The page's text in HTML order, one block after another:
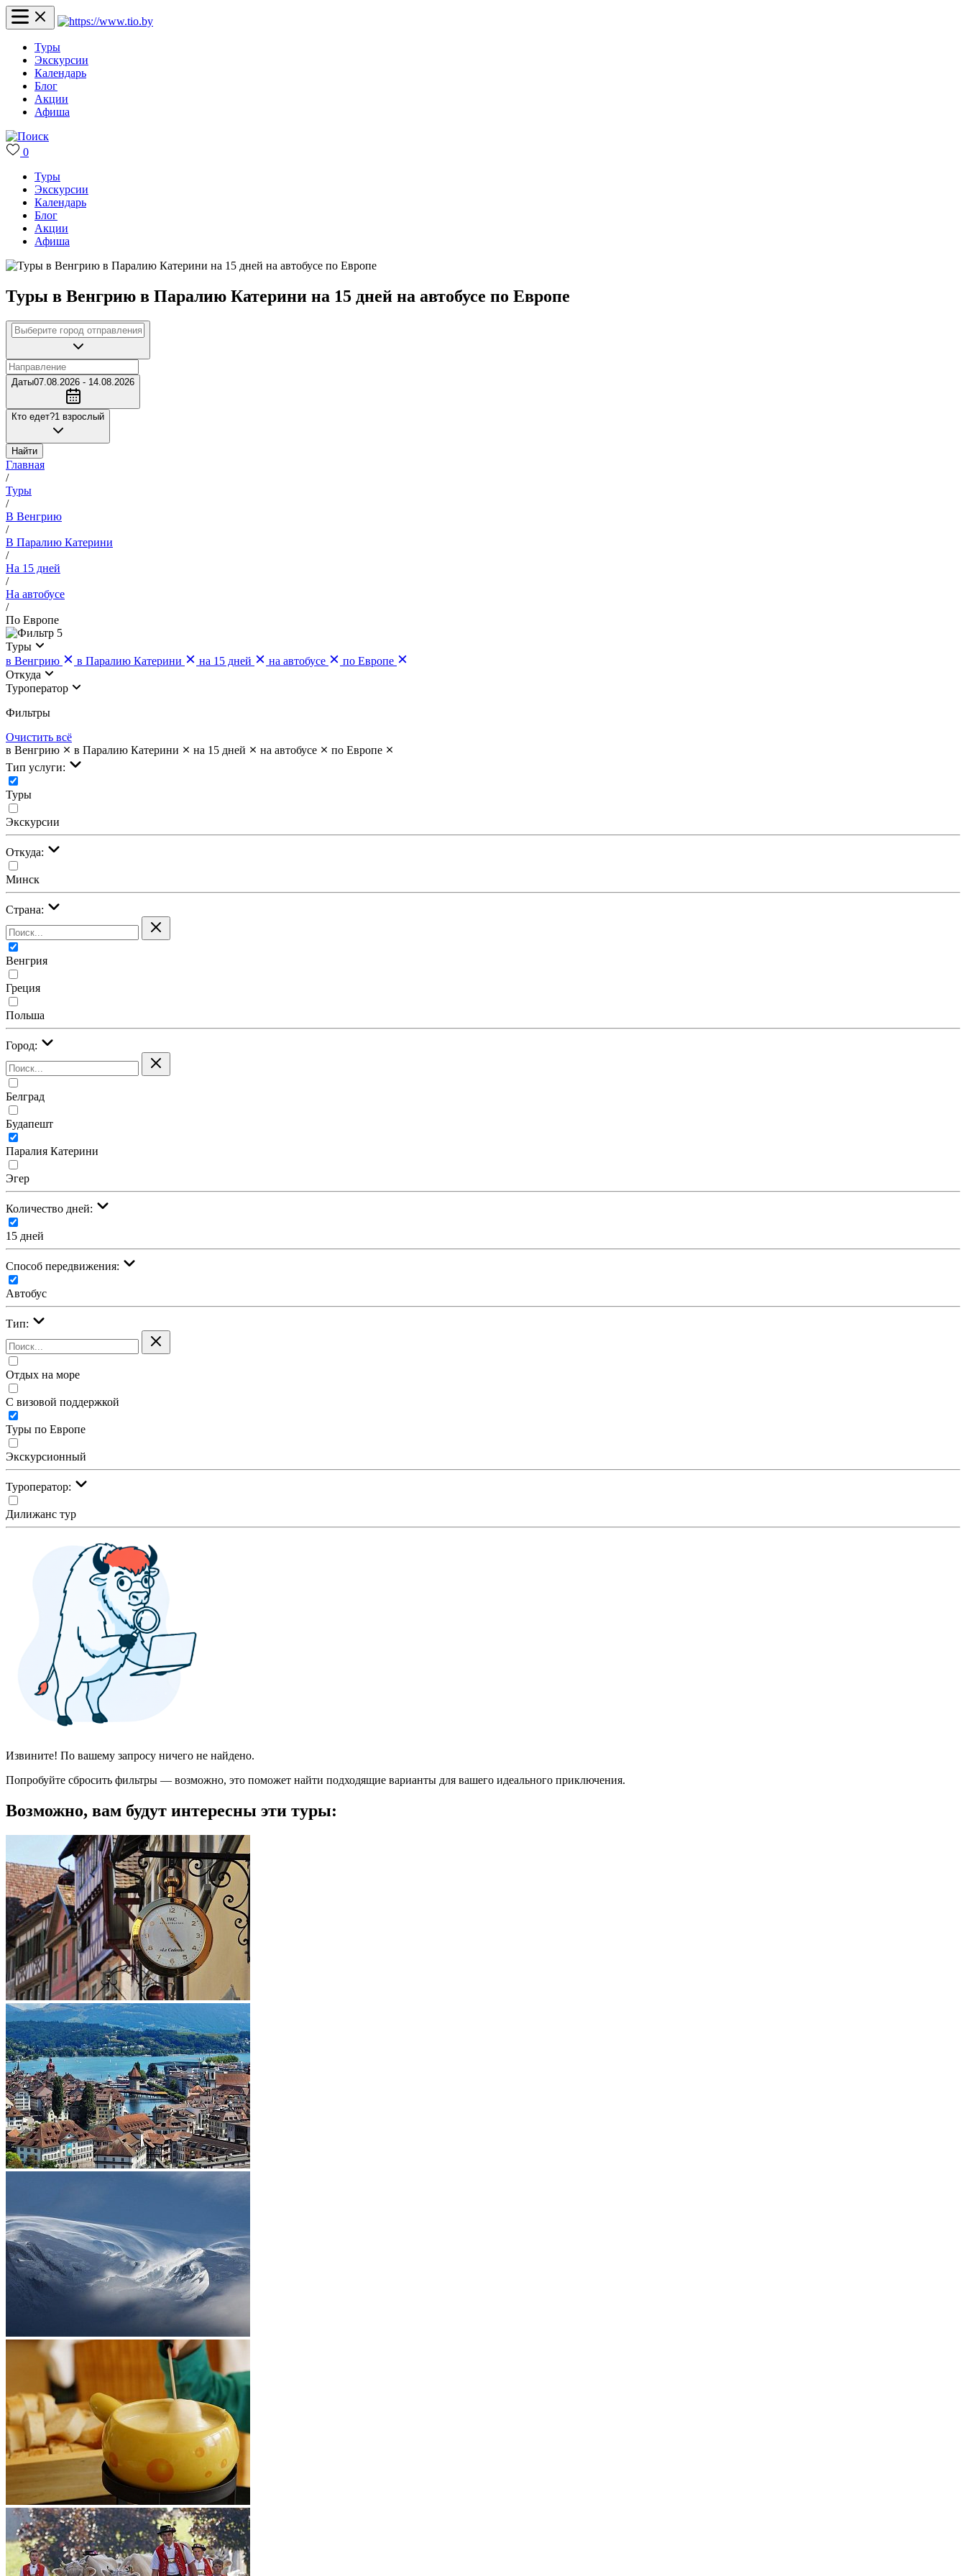
Туры
Экскурсии
Календарь
Блог
Акции
Афиша
0
Туры
Экскурсии
Календарь
Блог
Акции
Афиша
Туры в Венгрию в Паралию Катерини на 15 дней на автобусе по Европе
Даты07.08.2026 - 14.08.2026
Кто едет?1 взрослый
Найти
Главная
/
Туры
/
В Венгрию
/
В Паралию Катерини
/
На 15 дней
/
На автобусе
/
По Европе
5
Туры
в Венгрию
в Паралию Катерини на 15 дней на автобусе
по Европе
Откуда
Туроператор
Фильтры
Очистить всё
в Венгрию
в Паралию Катерини на 15 дней на автобусе
по Европе
Тип услуги:
Туры
Экскурсии
Откуда:
Минск
Страна:
Венгрия
Греция
Польша
Город:
Белград
Будапешт
Паралия Катерини
Эгер
Количество дней:
15 дней
Cпособ передвижения:
Автобус
Тип:
Отдых на море
С визовой поддержкой
Туры по Европе
Экскурсионный
Туроператор:
Дилижанс тур
Извините! По вашему запросу ничего не найдено.
Попробуйте сбросить фильтры — возможно, это поможет найти подходящие варианты для вашего идеального приключения.
Возможно, вам будут интересны эти туры: